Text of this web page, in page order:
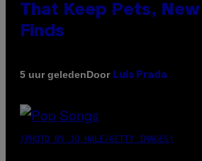
That Keep Pets,
Finds
5 uur geledenDoor Luis Prada
(PHOTO BY JO HALE/GETTY IMAGES)